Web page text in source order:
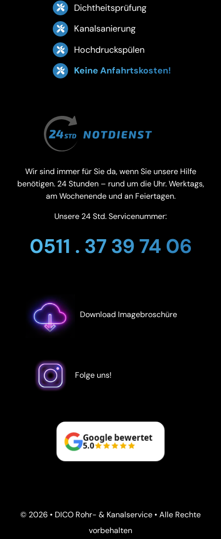
Dichtheitsprüfung
Kanalsanierung
Hochdruckspülen
Keine Anfahrtskosten!
Wir sind immer für Sie da, wenn Sie unsere Hilfe
benötigen. 24 Stunden – rund um die Uhr. Werktags,
am Wochenende und an Feiertagen.
Unsere 24 Std. Servicenummer:
0511 . 37 39 74 06
Download Imagebroschüre
Folge uns!
Google bewertet
5.0
© 2026 • DICO Rohr- & Kanalservice • Alle Rechte
vorbehalten